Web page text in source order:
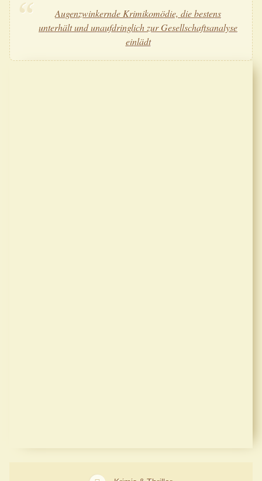
Augenzwinkernde Krimikomödie, die bestens
unterhält und unaufdringlich zur Gesellschaftsanalyse
einlädt